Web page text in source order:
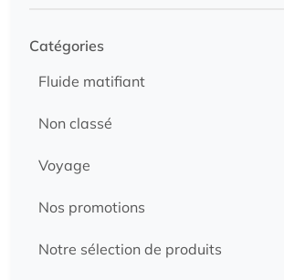
Catégories
Fluide matifiant
Non classé
Voyage
Nos promotions
Notre sélection de produits